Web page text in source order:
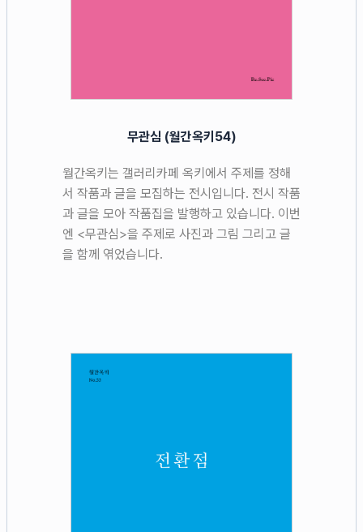
무관심 (월간옥키54)
월간옥키는 갤러리카페 옥키에서 주제를 정해
서 작품과 글을 모집하는 전시입니다. 전시 작품
과 글을 모아 작품집을 발행하고 있습니다. 이번
엔 <무관심>을 주제로 사진과 그림 그리고 글
을 함께 엮었습니다.